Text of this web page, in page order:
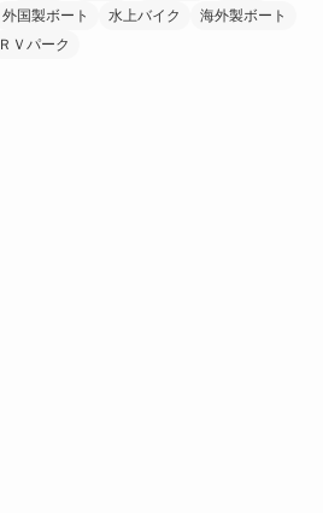
外国製ボート 水上バイク
海外製ボート
ＲＶパーク